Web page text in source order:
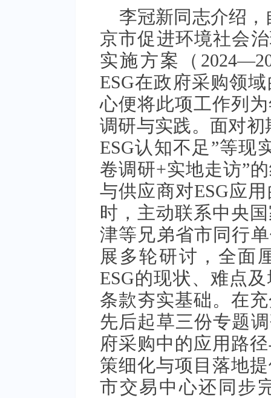
李冠新同志介绍，
京市促进环境社会
实施方案（
ESG在政府采购领
心便将此项工作列
调研与实践。面对
ESG认知不足”等现
卷调研+实地走访”
与供应商对ESG应
时，主动联系中央
津等兄弟省市同行
展多轮研讨，全面
ESG的现状、难点
条款夯实基础。在
先后起草三份专题
府采购中的应用路
策细化与项目落地
市交易中心还同步